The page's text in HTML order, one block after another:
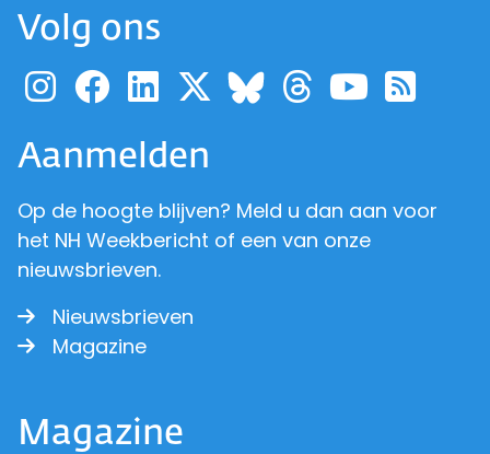
Volg ons
Ga naar de pagina van
Ga naar de pagina
Ga naar de
Ga naar de
Ga naar de
Ga naar
Ga
Aanmelden
Op de hoogte blijven? Meld u dan aan voor
het NH Weekbericht of een van onze
nieuwsbrieven.
Nieuwsbrieven
Magazine
Magazine